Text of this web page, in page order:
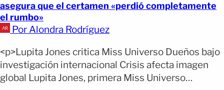
asegura que el certamen «perdió completamente
el rumbo»
Por Alondra Rodríguez
<p>Lupita Jones critica Miss Universo Dueños bajo
investigación internacional Crisis afecta imagen
global Lupita Jones, primera Miss Universo